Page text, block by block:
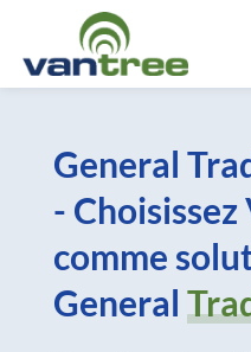
contenu
General
-
comme
General